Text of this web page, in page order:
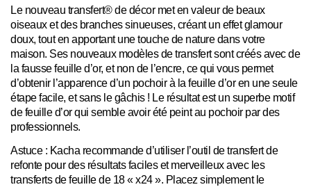
Le nouveau transfert® de décor met en valeur de beaux
oiseaux et des branches sinueuses, créant un effet glamour
doux, tout en apportant une touche de nature dans votre
maison. Ses nouveaux modèles de transfert sont créés avec de
la fausse feuille d’or, et non de l’encre, ce qui vous permet
d’obtenir l’apparence d’un pochoir à la feuille d’or en une seule
étape facile, et sans le gâchis ! Le résultat est un superbe motif
de feuille d’or qui semble avoir été peint au pochoir par des
professionnels.
Astuce : Kacha recommande d’utiliser l’outil de transfert de
refonte pour des résultats faciles et merveilleux avec les
transferts de feuille de 18 « x24 ». Placez simplement le